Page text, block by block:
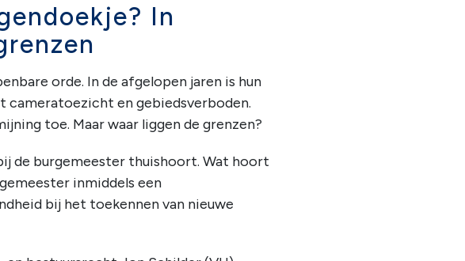
In
orde. In de afgelopen jaren is hun
cameratoezicht en gebiedsverboden.
toe. Maar waar liggen de grenzen?
de burgemeester thuishoort. Wat hoort
inmiddels een
bij het toekennen van nieuwe